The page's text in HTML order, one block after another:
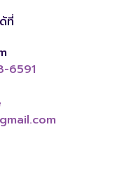
ที่
6591